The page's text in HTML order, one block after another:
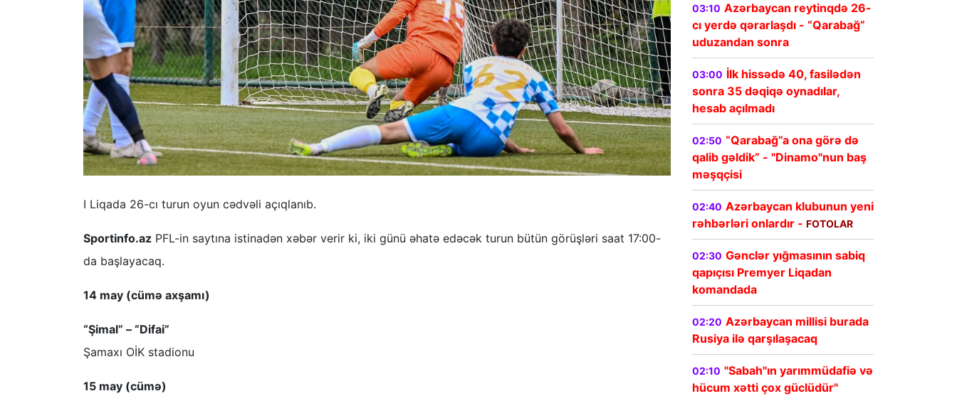
I Liqada 26-cı turun oyun cədvəli açıqlanıb.
Sportinfo.az PFL-in saytına istinadən xəbər verir ki, iki günü əhatə edəcək turun bütün görüşləri saat 17:00-
da başlayacaq.
14 may (cümə axşamı)
“Şimal” – “Difai”
Şamaxı OİK stadionu
15 may (cümə)
03:10 Azərbaycan reytinqdə 26-
cı yerdə qərarlaşdı - “Qarabağ”
uduzandan sonra
03:00 İlk hissədə 40, fasilədən
sonra 35 dəqiqə oynadılar,
hesab açılmadı
02:50 “Qarabağ”a ona görə də
qalib gəldik” - "Dinamo"nun baş
məşqçisi
02:40 Azərbaycan klubunun yeni
rəhbərləri onlardır - FOTOLAR
02:30 Gənclər yığmasının sabiq
qapıçısı Premyer Liqadan
komandada
02:20 Azərbaycan millisi burada
Rusiya ilə qarşılaşacaq
02:10 "Sabah"ın yarımmüdafiə və
hücum xətti çox güclüdür"